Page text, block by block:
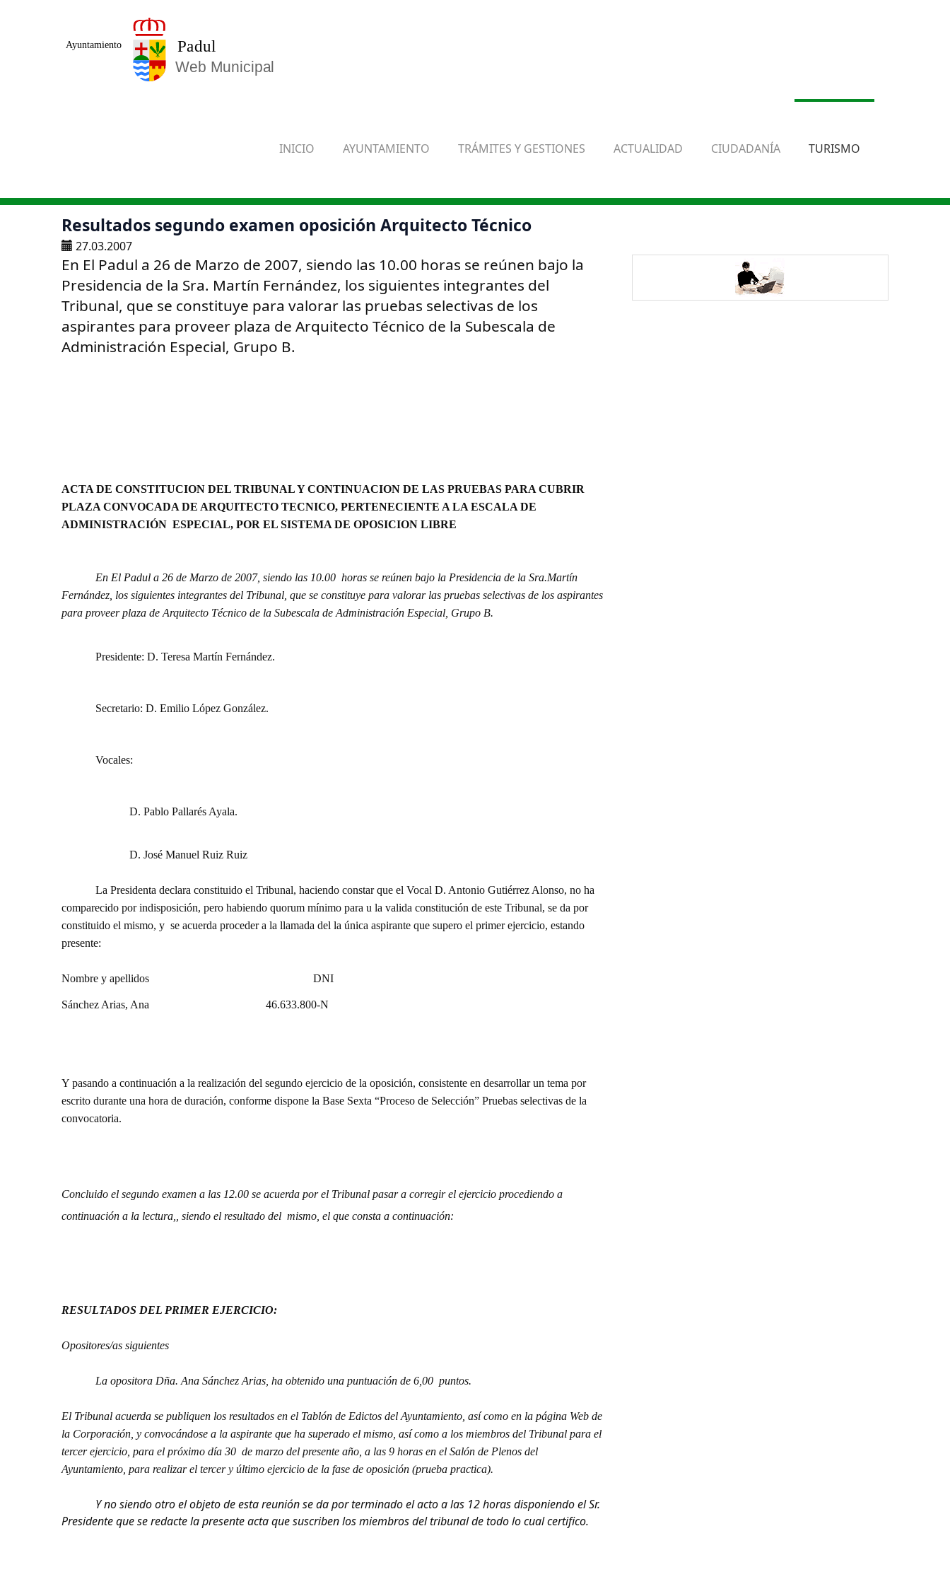
INICIO AYUNTAMIENTO TRÁMITES Y GESTIONES ACTUALIDAD CIUDADANÍA TURISMO
Resultados segundo examen oposición Arquitecto Técnico
27.03.2007
En El Padul a 26 de Marzo de 2007, siendo las 10.00 horas se reúnen bajo la
Presidencia de la Sra. Martín Fernández, los siguientes integrantes del
Tribunal, que se constituye para valorar las pruebas selectivas de los
aspirantes para proveer plaza de Arquitecto Técnico de la Subescala de
Administración Especial, Grupo B.
ACTA DE CONSTITUCION DEL TRIBUNAL Y CONTINUACION DE LAS PRUEBAS PARA CUBRIR
PLAZA CONVOCADA DE ARQUITECTO TECNICO, PERTENECIENTE A LA ESCALA DE
ADMINISTRACIÓN ESPECIAL, POR EL SISTEMA DE OPOSICION LIBRE
En El Padul a 26 de Marzo de 2007, siendo las 10.00 horas se reúnen bajo la Presidencia de la Sra.Martín
Fernández, los siguientes integrantes del Tribunal, que se constituye para valorar las pruebas selectivas de los aspirantes
para proveer plaza de Arquitecto Técnico de la Subescala de Administración Especial, Grupo B.
Presidente: D. Teresa Martín Fernández.
Secretario: D. Emilio López González.
Vocales:
D. Pablo Pallarés Ayala.
D. José Manuel Ruiz Ruiz
La Presidenta declara constituido el Tribunal, haciendo constar que el Vocal D. Antonio Gutiérrez Alonso, no ha
comparecido por indisposición, pero habiendo quorum mínimo para u la valida constitución de este Tribunal, se da por
constituido el mismo, y se acuerda proceder a la llamada del la única aspirante que supero el primer ejercicio, estando
presente:
Nombre y apellidos DNI
Sánchez Arias, Ana 46.633.800-N
Y pasando a continuación a la realización del segundo ejercicio de la oposición, consistente en desarrollar un tema por
escrito durante una hora de duración, conforme dispone la Base Sexta “Proceso de Selección” Pruebas selectivas de la
convocatoria.
Concluido el segundo examen a las 12.00 se acuerda por el Tribunal pasar a corregir el ejercicio procediendo a
continuación a la lectura,, siendo el resultado del mismo, el que consta a continuación:
RESULTADOS DEL PRIMER EJERCICIO:
Opositores/as siguientes
La opositora Dña. Ana Sánchez Arias, ha obtenido una puntuación de 6,00 puntos.
El Tribunal acuerda se publiquen los resultados en el Tablón de Edictos del Ayuntamiento, así como en la página Web de
la Corporación, y convocándose a la aspirante que ha superado el mismo, así como a los miembros del Tribunal para el
tercer ejercicio, para el próximo día 30 de marzo del presente año, a las 9 horas en el Salón de Plenos del
Ayuntamiento, para realizar el tercer y último ejercicio de la fase de oposición (prueba practica).
Y no siendo otro el objeto de esta reunión se da por terminado el acto a las 12 horas disponiendo el Sr.
Presidente que se redacte la presente acta que suscriben los miembros del tribunal de todo lo cual certifico.